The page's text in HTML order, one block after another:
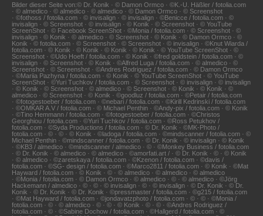
Bilder dieser Seite von:© Dr. Konik · © Damon Ormco · ©K.-U. Häßler / fotolia.com
· © almedico · © almedico · © almedico · © Damon Ormco · © Screenshot
· ©fothoss / fotolia.com · © invisalign · © invisalign · ©Benicce / fotolia.com · ©
invisalign · © Screenshot · © invisalign · © Konik · © Screenshot · © YouTube
ScreenShot · © Facebook ScreenShot · ©Monia / fotolia.com · © Screenshot · ©
invisalign · © Konik · © almedico · © Screenshot · © Konik · © Damon Ormco · ©
Konik · © fotolia.com · © Screenshot · © Screenshot · © invisalign · ©Knut Wiarda /
fotolia.com · © Konik · © Konik · © Konik · © Konik · © YouTube ScreenShot · ©
Screenshot · ©Udo Hoeft / fotolia.com · © Konik · ©fred goldstein / fotolia.com · ©
invisalign · © Screenshot · © Konik · ©Alfred Luga / fotolia.com · © almedico · ©
Screenshot · © Screenshot · ©Andres Rodriguez / fotolia.com · © Damon Ormco
· ©Mariia Pazhyna / fotolia.com · © Konik · © YouTube ScreenShot · © YouTube
ScreenShot · ©Yuri Tuchkov / fotolia.com · © Screenshot · © invisalign · © invisalign
· © Konik · © Screenshot · © almedico · © Screenshot · © Konik · © Konik · ©
almedico · © Screenshot · © Konik · ©goodluz / fotolia.com · ©Petair / fotolia.com
· ©fotogestoeber / fotolia.com · ©nebari / fotolia.com · ©Kirill Kedrinski / fotolia.com
· ©OMKAR A.V / fotolia.com · © Michael Penthin · ©Andy-pix / fotolia.com · © Konik
· ©Tino Hemmann / fotolia.com · ©fotogestoeber / fotolia.com · ©Christos
Georghiou / fotolia.com · ©Yuri Tuchkov / fotolia.com · ©Ross Petukhov /
fotolia.com · ©Syda Productions / fotolia.com · © Dr. Konik · ©MK-Photo /
fotolia.com · © · © · © Konik · ©ladoga / fotolia.com · ©mindscanner / fotolia.com · ©
Michael Penthin · ©mindscanner / fotolia.com · © Dr. Konik · © invisalign · © Konik
· ©KB3 / almedico · ©mindscanner / almedico · © · ©Monkey Business / fotolia.com
· © Dr. Konik · © almedico · © almedico · ©amorfati.art / · © Dr. Konik · © · © Konik
· © almedico · ©zaretskaya / fotolia.com · ©Kzenon / fotolia.com · ©davis /
fotolia.com · ©SG- design / fotolia.com · ©Marco2811 / fotolia.com · © Konik · ©Mat
Hayward / fotolia.com · © Konik · © · © almedico · © almedico · © almedico
· ©Monia / fotolia.com · © Damon Ormco · © almedico · © · © almedico · ©Jörg
Hackemann / almedico · © · © · © invisalign · © · © invisalign · © Dr. Konik · © Dr.
Konik · © Dr. Konik · © Dr. Konik · ©pressmaster / fotolia.com · ©g215 / fotolia.com
· ©Mat Hayward / fotolia.com · ©jondavatzphoto / fotolia.com · © · © · ©Monia /
fotolia.com · © · © almedico · © · © · © Konik · © · © · ©Andres Rodriguez /
fotolia.com · © · ©Sabine Dochow / fotolia.com · ©Hallgerd / fotolia.com · ©